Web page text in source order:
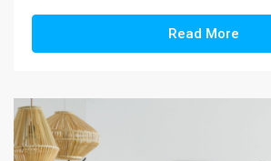
Read More